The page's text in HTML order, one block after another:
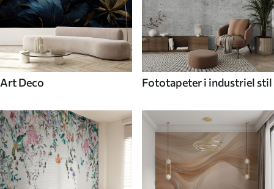
Art Deco Fototapeter i industriel stil